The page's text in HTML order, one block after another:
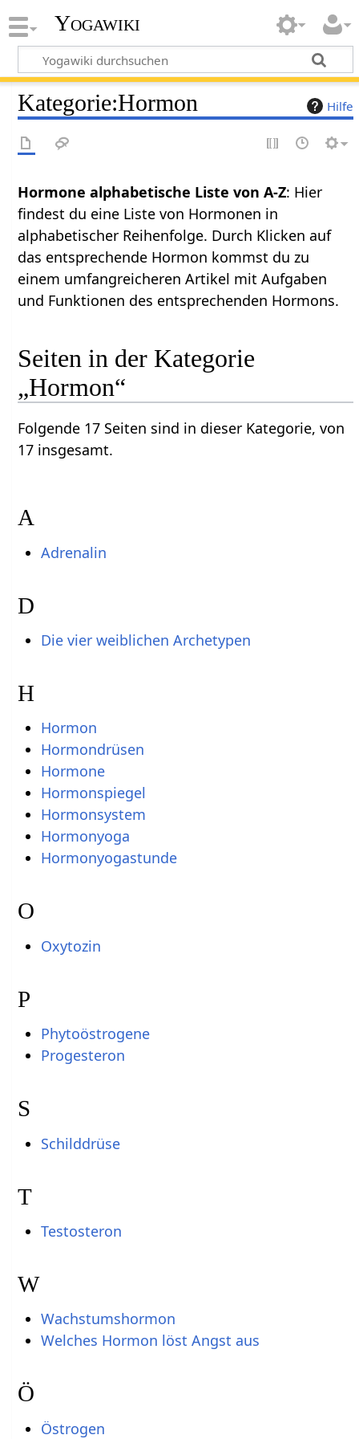
Yogawiki
Hilfe
Kategorie:Hormon
Hormone alphabetische Liste von A-Z: Hier
findest du eine Liste von Hormonen in
alphabetischer Reihenfolge. Durch Klicken auf
das entsprechende Hormon kommst du zu
einem umfangreicheren Artikel mit Aufgaben
und Funktionen des entsprechenden Hormons.
Seiten in der Kategorie
„Hormon“
Folgende 17 Seiten sind in dieser Kategorie, von
17 insgesamt.
A
Adrenalin
D
Die vier weiblichen Archetypen
H
Hormon
Hormondrüsen
Hormone
Hormonspiegel
Hormonsystem
Hormonyoga
Hormonyogastunde
O
Oxytozin
P
Phytoöstrogene
Progesteron
S
Schilddrüse
T
Testosteron
W
Wachstumshormon
Welches Hormon löst Angst aus
Ö
Östrogen